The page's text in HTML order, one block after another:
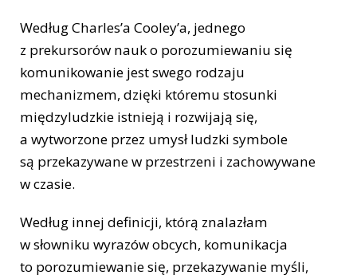
Według Charles’a Cooley’a, jednego
z prekursorów nauk o porozumiewaniu się
komunikowanie jest swego rodzaju
mechanizmem, dzięki któremu stosunki
międzyludzkie istnieją i rozwijają się,
a wytworzone przez umysł ludzki symbole
są przekazywane w przestrzeni i zachowywane
w czasie.
Według innej definicji, którą znalazłam
w słowniku wyrazów obcych, komunikacja
to porozumiewanie się, przekazywanie myśli,